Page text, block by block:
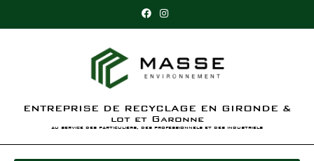
ENTREPRISE DE RECYCLAGE EN GIRONDE &
lot et Garonne
au service des particuliers, des professionnels et des industriels